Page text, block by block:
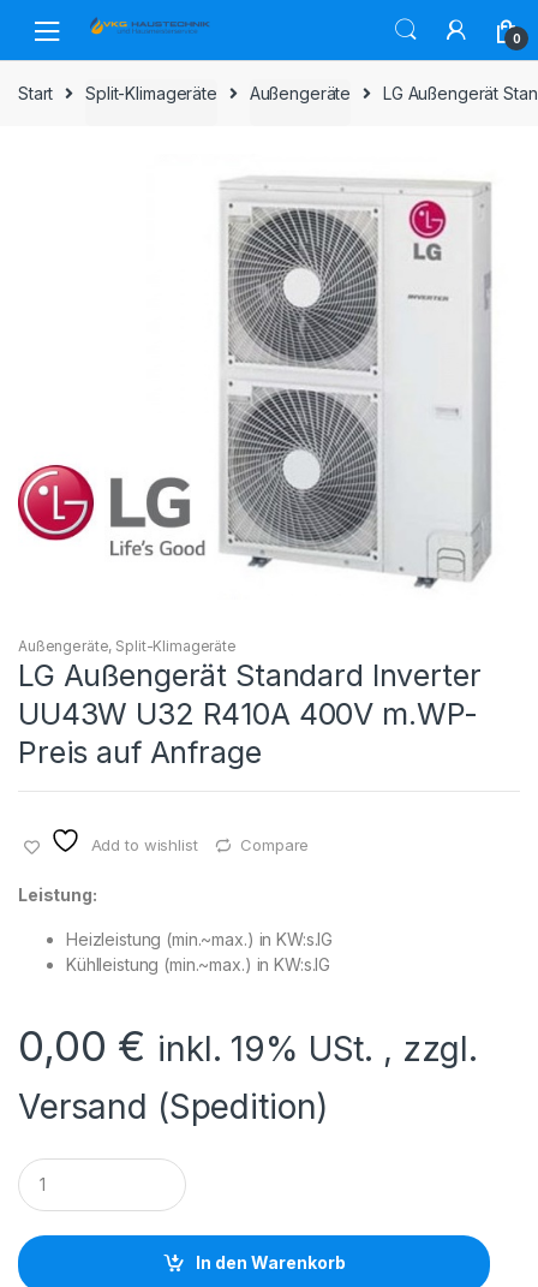
navigation
content
0
Start Split-Klimageräte Außengeräte LG Außengerät
Außengeräte, Split-Klimageräte
LG Außengerät Standard Inverter
UU43W U32 R410A 400V m.WP-
Preis auf Anfrage
Add to wishlist Compare
Leistung:
Heizleistung (min.~max.) in KW:s.IG
Kühlleistung (min.~max.) in KW:s.IG
0,00 € inkl. 19% USt. , zzgl.
Versand (Spedition)
Q
u
a
t
i
In den Warenkorb